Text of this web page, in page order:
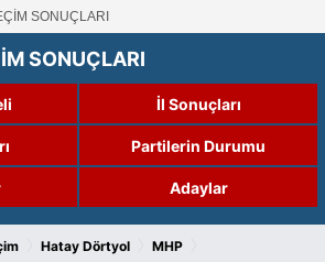
SONUÇLARI
SONUÇLARI
İl Sonuçları
Partilerin Durumu
Adaylar
Hatay Dörtyol MHP